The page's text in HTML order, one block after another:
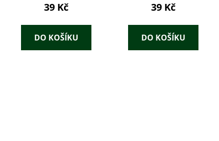
39 Kč
DO KOŠÍKU
39 Kč
DO KOŠÍKU